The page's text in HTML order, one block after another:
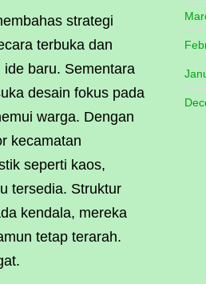
strategi
terbuka dan
baru. Sementara
desain fokus pada
warga. Dengan
kecamatan
seperti kaos,
tersedia. Struktur
kendala, mereka
tetap terarah.